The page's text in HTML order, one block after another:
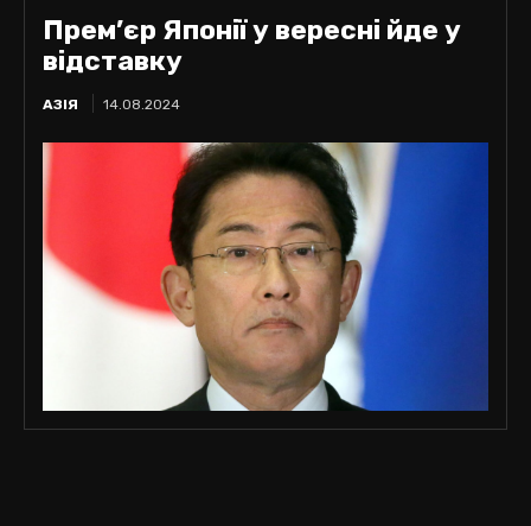
Прем’єр Японії у вересні йде у
відставку
АЗІЯ 14.08.2024